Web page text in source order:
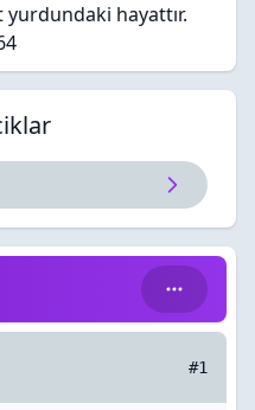
yurdundaki hayattır.
#1